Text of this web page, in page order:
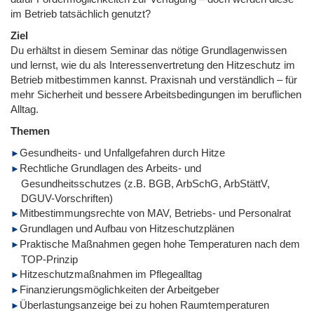
im Betrieb tatsächlich genutzt?
Ziel
Du erhältst in diesem Seminar das nötige Grundlagenwissen
und lernst, wie du als Interessenvertretung den Hitzeschutz im
Betrieb mitbestimmen kannst. Praxisnah und verständlich – für
mehr Sicherheit und bessere Arbeitsbedingungen im beruflichen
Alltag.
Themen
Gesundheits- und Unfallgefahren durch Hitze
Rechtliche Grundlagen des Arbeits- und
Gesundheitsschutzes (z.B. BGB, ArbSchG, ArbStättV,
DGUV-Vorschriften)
Mitbestimmungsrechte von MAV, Betriebs- und Personalrat
Grundlagen und Aufbau von Hitzeschutzplänen
Praktische Maßnahmen gegen hohe Temperaturen nach dem
TOP-Prinzip
Hitzeschutzmaßnahmen im Pflegealltag
Finanzierungsmöglichkeiten der Arbeitgeber
Überlastungsanzeige bei zu hohen Raumtemperaturen